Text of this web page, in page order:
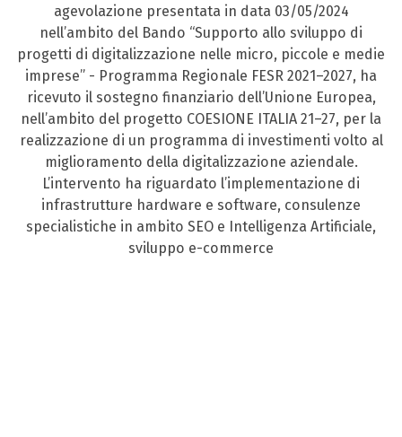
agevolazione presentata in data 03/05/2024
nell’ambito del Bando “Supporto allo sviluppo di
progetti di digitalizzazione nelle micro, piccole e medie
imprese” - Programma Regionale FESR 2021–2027, ha
ricevuto il sostegno finanziario dell’Unione Europea,
nell’ambito del progetto COESIONE ITALIA 21–27, per la
realizzazione di un programma di investimenti volto al
miglioramento della digitalizzazione aziendale.
L’intervento ha riguardato l’implementazione di
infrastrutture hardware e software, consulenze
specialistiche in ambito SEO e Intelligenza Artificiale,
sviluppo e-commerce